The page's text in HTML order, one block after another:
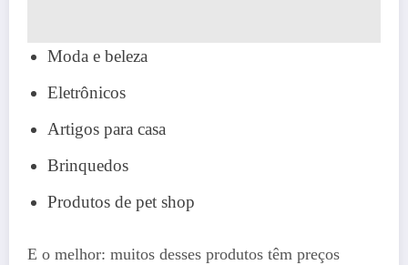
Moda e beleza
Eletrônicos
Artigos para casa
Brinquedos
Produtos de pet shop
E o melhor: muitos desses produtos têm preços